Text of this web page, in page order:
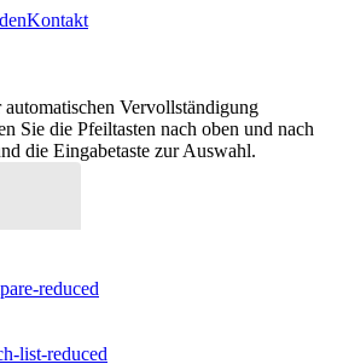
Kontakt
Vervollständigung
Sie die Pfeiltasten nach oben und nach
die Eingabetaste zur Auswahl.